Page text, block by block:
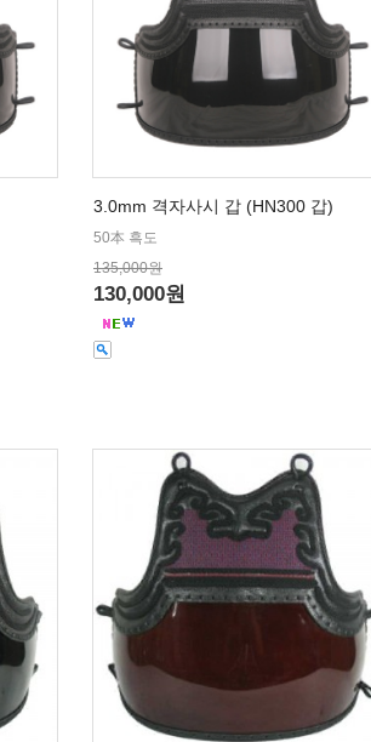
3.0mm 격자사시 갑 (HN300 갑)
50本 흑도
135,000원
130,000원